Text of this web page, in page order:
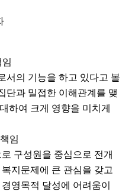
서의 기능을 하고 있다고 볼
단과 밀접한 이해관계를 맺
하여 크게 영향을 미치게
임
구성원을 중심으로 전개
지문제에 큰 관심을 갖고
영목적 달성에 어려움이